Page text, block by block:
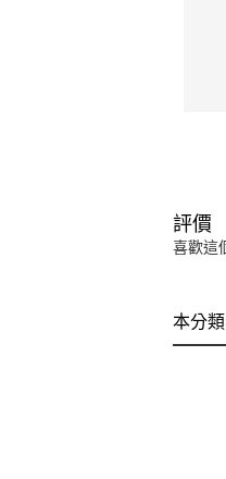
評價
喜歡這
本分